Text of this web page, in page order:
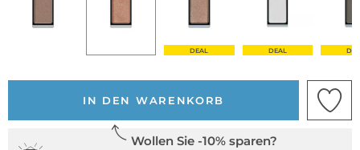
DEAL DEAL
IN DEN WARENKORB
Wollen Sie -10% sparen?